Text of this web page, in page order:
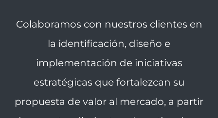
Colaboramos con nuestros clientes en
la identificación, diseño e
implementación de iniciativas
estratégicas que fortalezcan su
propuesta de valor al mercado, a partir